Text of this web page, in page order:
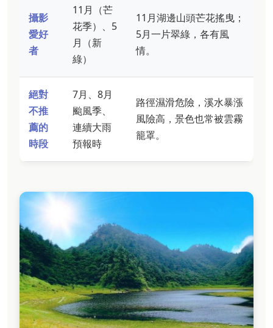
攝影
愛好
者
11月（芒
花季）、5
月（新
綠）
11月湖邊山頭芒花搖曳；
5月一片翠綠，各有風
情。
絕對
不推
薦的
時段
7月、8月
颱風季、
連續大雨
預報時
路徑濕滑危險，溪水暴漲
風險高，景色也常被雲霧
籠罩。